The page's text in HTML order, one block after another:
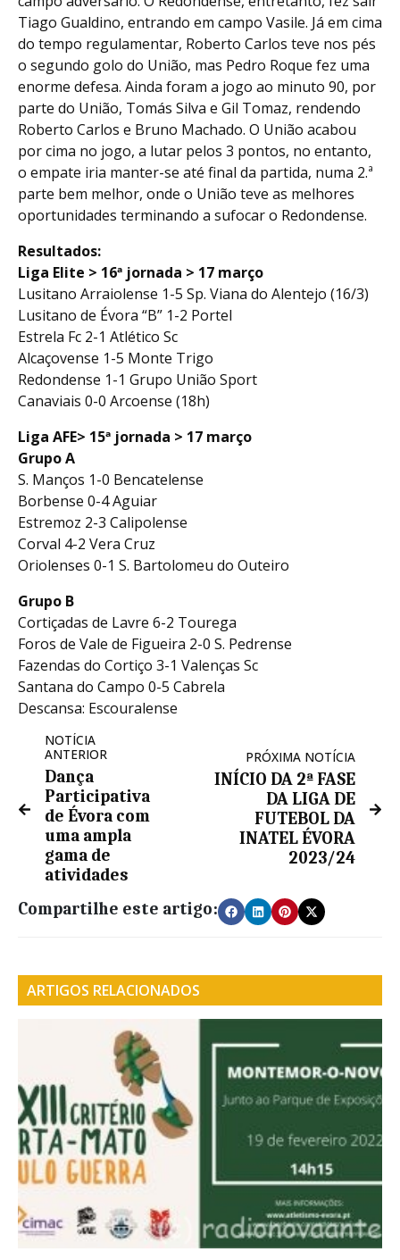
Tiago Gualdino, entrando em campo Vasile. Já em cima
do tempo regulamentar, Roberto Carlos teve nos pés
o segundo golo do União, mas Pedro Roque fez uma
enorme defesa. Ainda foram a jogo ao minuto 90, por
parte do União, Tomás Silva e Gil Tomaz, rendendo
Roberto Carlos e Bruno Machado. O União acabou
por cima no jogo, a lutar pelos 3 pontos, no entanto,
o empate iria manter-se até final da partida, numa 2.ª
parte bem melhor, onde o União teve as melhores
oportunidades terminando a sufocar o Redondense.
Resultados:
Liga Elite > 16ª jornada > 17 março
Lusitano Arraiolense 1-5 Sp. Viana do Alentejo (16/3)
Lusitano de Évora “B” 1-2 Portel
Estrela Fc 2-1 Atlético Sc
Alcaçovense 1-5 Monte Trigo
Redondense 1-1 Grupo União Sport
Canaviais 0-0 Arcoense (18h)
Liga AFE> 15ª jornada > 17 março
Grupo A
S. Manços 1-0 Bencatelense
Borbense 0-4 Aguiar
Estremoz 2-3 Calipolense
Corval 4-2 Vera Cruz
Oriolenses 0-1 S. Bartolomeu do Outeiro
Grupo B
Cortiçadas de Lavre 6-2 Tourega
Foros de Vale de Figueira 2-0 S. Pedrense
Fazendas do Cortiço 3-1 Valenças Sc
Santana do Campo 0-5 Cabrela
Descansa: Escouralense
NOTÍCIA
ANTERIOR
Dança
Participativa
de Évora com
uma ampla
gama de
atividades
PRÓXIMA NOTÍCIA
INÍCIO DA 2ª FASE
DA LIGA DE
FUTEBOL DA
INATEL ÉVORA
2023/24
Compartilhe este artigo:
ARTIGOS RELACIONADOS